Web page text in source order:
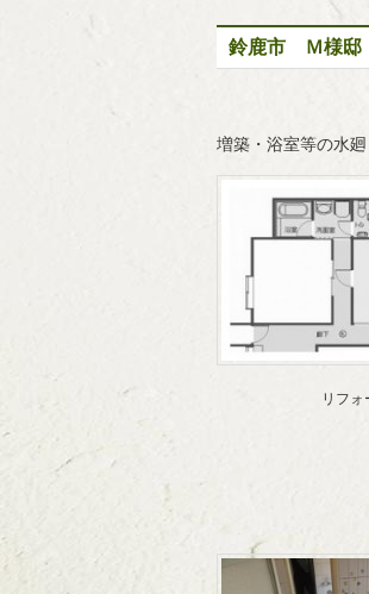
鈴鹿市 Ｍ様邸
増築・浴室等の水
リフォ